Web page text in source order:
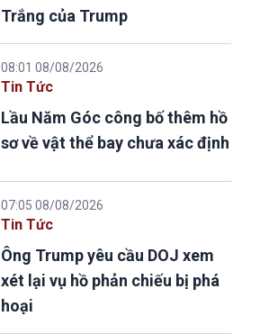
Trắng của Trump
08:01 08/08/2026
Tin Tức
Lầu Năm Góc công bố thêm hồ
sơ về vật thể bay chưa xác định
07:05 08/08/2026
Tin Tức
Ông Trump yêu cầu DOJ xem
xét lại vụ hồ phản chiếu bị phá
hoại